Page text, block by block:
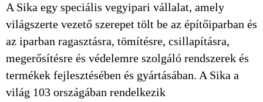
A Sika egy speciális vegyipari vállalat, amely
világszerte vezető szerepet tölt be az építőiparban és
az iparban ragasztásra, tömítésre, csillapításra,
megerősítésre és védelemre szolgáló rendszerek és
termékek fejlesztésében és gyártásában. A Sika a
világ 103 országában rendelkezik